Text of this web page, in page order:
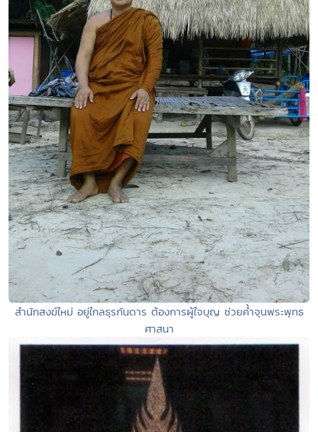
สำนักสงฆ์ใหม่ อยู่ใกลธุรกันดาร ต้องการผู้ใจบุญ ช่วยค้ำจุนพระพุทธ
ศาสนา